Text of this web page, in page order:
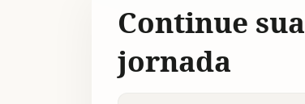
Continue sua
jornada